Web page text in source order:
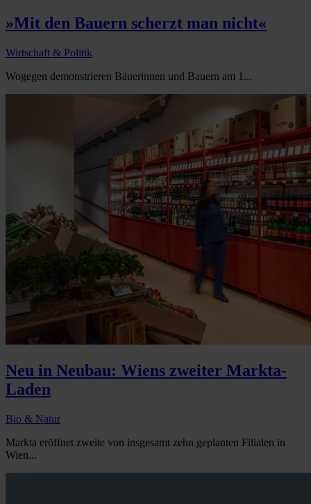
»Mit den Bauern scherzt man nicht«
Wirtschaft & Politik
Wogegen demonstrieren Bäuerinnen und Bauern am 1...
Neu in Neubau: Wiens zweiter Markta-
Laden
Bio & Natur
Markta eröffnet zweite von insgesamt zehn geplanten Filialen in
Wien...